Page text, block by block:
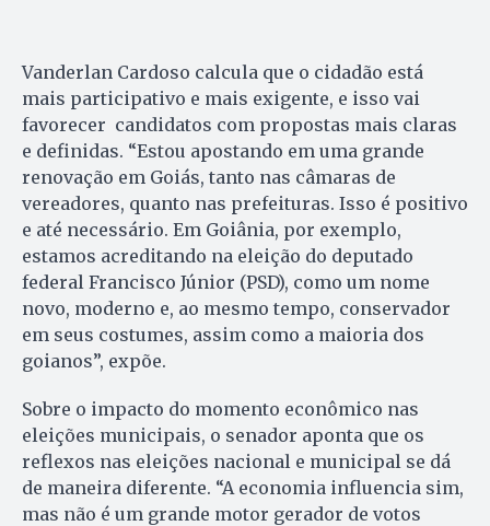
Vanderlan Cardoso calcula que o cidadão está
mais participativo e mais exigente, e isso vai
favorecer candidatos com propostas mais claras
e definidas. “Estou apostando em uma grande
renovação em Goiás, tanto nas câmaras de
vereadores, quanto nas prefeituras. Isso é positivo
e até necessário. Em Goiânia, por exemplo,
estamos acreditando na eleição do deputado
federal Francisco Júnior (PSD), como um nome
novo, moderno e, ao mesmo tempo, conservador
em seus costumes, assim como a maioria dos
goianos”, expõe.
Sobre o impacto do momento econômico nas
eleições municipais, o senador aponta que os
reflexos nas eleições nacional e municipal se dá
de maneira diferente. “A economia influencia sim,
mas não é um grande motor gerador de votos